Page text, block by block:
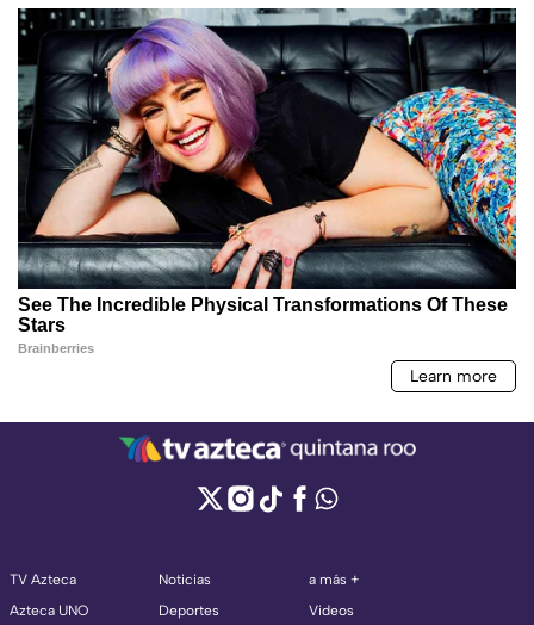
TV Azteca
Azteca UNO
Noticias
Deportes
a más +
Videos